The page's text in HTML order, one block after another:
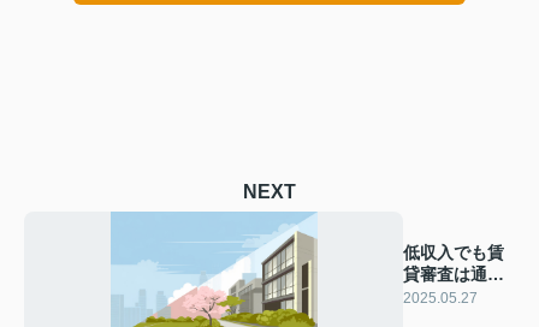
NEXT
低収入でも賃
貸審査は通る
の？ポイント
2025.05.27